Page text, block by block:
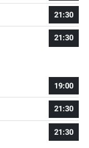
21:30
21:30
19:00
21:30
21:30